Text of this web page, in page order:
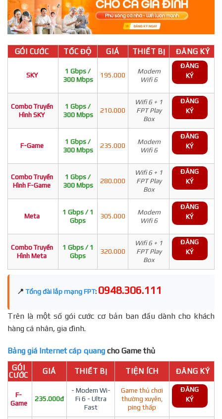
GÓI CƯỚC TỐC ĐỘ GIÁ THIẾT BỊ ĐĂNG KÝ
SKY
1 Gbps /
300 Mbps
195.000
Modem
Wifi 6
ĐĂNG
KÝ
Combo Truyền
Hình SKY
1 Gbps /
300 Mbps
210.000
Wifi 6 + 1
FPT Play
Box
ĐĂNG
KÝ
F-Game
1 Gbps /
300 Mbps
235.000
Modem
Wifi 6
ĐĂNG
KÝ
Combo Truyền
Hình F-Game
1 Gbps /
300 Mbps
280.000
Wifi 6 + 1
FPT Play
Box
ĐĂNG
KÝ
Meta
1 Gbps / 1
Gbps
305.000
Modem
Wifi 6
ĐĂNG
KÝ
Combo Truyền
Hình Meta
1 Gbps / 1
Gbps
320.000
Wifi 6 + 1
FPT Play
Box
ĐĂNG
KÝ
📍 Tổng đài lắp mạng FPT: 0948.306.111
Trên là một số gói cước cơ bản ban đầu dành cho khách
hàng cá nhân, gia đình.
Bảng giá Internet cáp quang cho Game thủ
GÓI
CƯỚC
GIÁ THIẾT BỊ TIỆN ÍCH ĐĂNG KÝ
F-
Game
235.000đ
- Modem Wi-
Fi 6 - Ultra
Fast
Game thủ chơi
thường xuyên,
ping thấp
ĐĂNG
KÝ